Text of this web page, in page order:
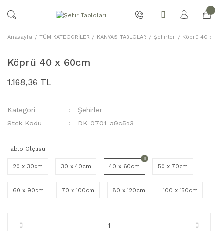
Anasayfa TÜM KATEGORİLER KANVAS TABLOLAR Şehirler Köprü 40 x
Köprü 40 x 60cm
1.168,36 TL
Kategori
Şehirler
Stok Kodu
DK-0701_a9c5e3
Tablo Ölçüsü
20 x 30cm 30 x 40cm 40 x 60cm 50 x 70cm
60 x 90cm 70 x 100cm 80 x 120cm 100 x 150cm